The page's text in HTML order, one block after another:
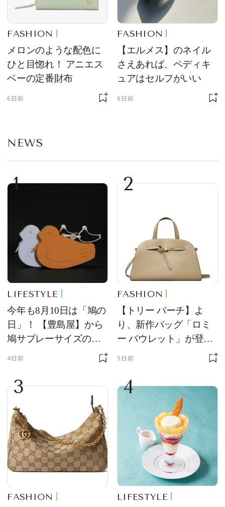
FASHION
メロンのような配色に
ひと目惚れ！ アニエス
ベーの定番財布
6日前
FASHION
【エルメス】のネイル
さえあれば、ペディキ
ュアはセルフがいい
6日前
NEWS
1
LIFESTYLE
今年も8月10日は「鳩の
日」！ 【豊島屋】から
鳩サブレーサイズのポ
ーチ「はとっこ」を限
4日前
2
FASHION
【トリー バーチ】よ
り、新作バッグ「ロミ
ー バウレット」が登
場！ デザイン性と収納
5日前
3
FASHION
4
LIFESTYLE